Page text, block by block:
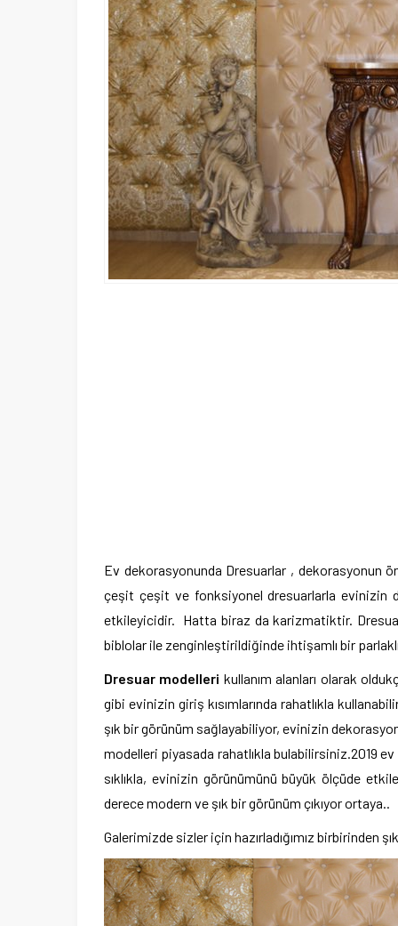
Ev dekorasyonunda Dresuarlar , dekorasyonun
çeşit çeşit ve fonksiyonel dresuarlarla evinizin
etkileyicidir. Hatta biraz da karizmatiktir.
biblolar ile zenginleştirildiğinde ihtişamlı bir
Dresuar modelleri kullanım alanları olarak
gibi evinizin giriş kısımlarında rahatlıkla
şık bir görünüm sağlayabiliyor, evinizin
modelleri piyasada rahatlıkla bulabilirsiniz.2019
sıklıkla, evinizin görünümünü büyük ölçüde
derece modern ve şık bir görünüm çıkıyor ortaya..
Galerimizde sizler için hazırladığımız birbirinden